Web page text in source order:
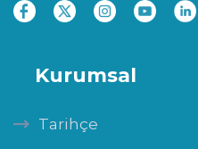
Kurumsal
Tarihçe